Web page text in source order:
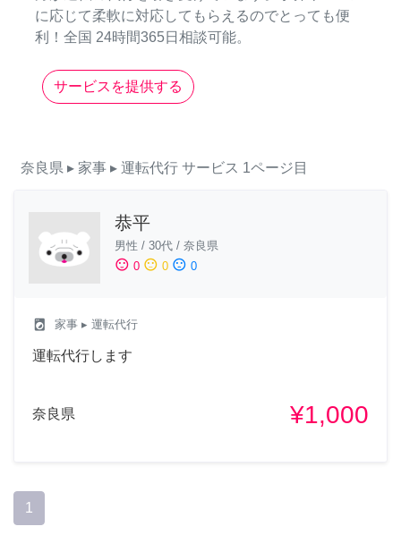
に応じて柔軟に対応してもらえるのでとっても便
利！全国 24時間365日相談可能。
サービスを提供する
奈良県 ▸ 家事 ▸ 運転代行 サービス 1ページ目
恭平
男性 / 30代 / 奈良県
sentiment_satisfied 0 sentiment_neutral 0 sentiment_dissatisfied 0
local_laundry_service 家事 ▸ 運転代行
運転代行します
奈良県 ¥1,000
1